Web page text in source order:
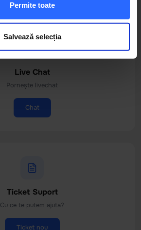
Permite toate
Salvează selecția
Live Chat
Pornește livechat
Chat
Ticket Suport
Cu ce te putem ajuta?
Ticket nou